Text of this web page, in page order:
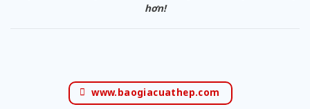
hơn!
www.baogiacuathep.com